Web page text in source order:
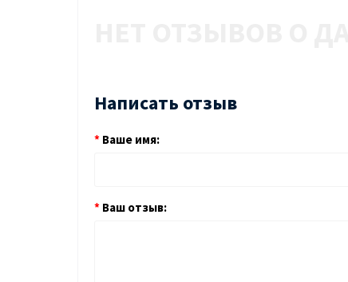
Написать отзыв
Ваше имя:
Ваш отзыв: